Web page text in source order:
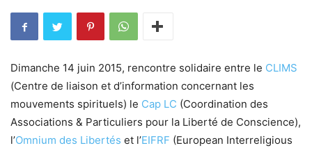
Dimanche 14 juin 2015, rencontre solidaire entre le CLIMS
(Centre de liaison et d’information concernant les
mouvements spirituels) le Cap LC (Coordination des
Associations & Particuliers pour la Liberté de Conscience),
l’Omnium des Libertés et l’EIFRF (European Interreligious